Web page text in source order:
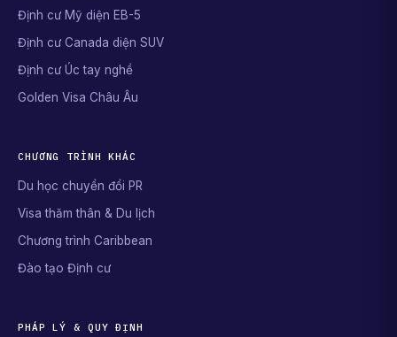
Định cư Mỹ diện EB-5
Định cư Canada diện SUV
Định cư Úc tay nghề
Golden Visa Châu Âu
CHƯƠNG TRÌNH KHÁC
Du học chuyển đổi PR
Visa thăm thân & Du lịch
Chương trình Caribbean
Đào tạo Định cư
PHÁP LÝ & QUY ĐỊNH